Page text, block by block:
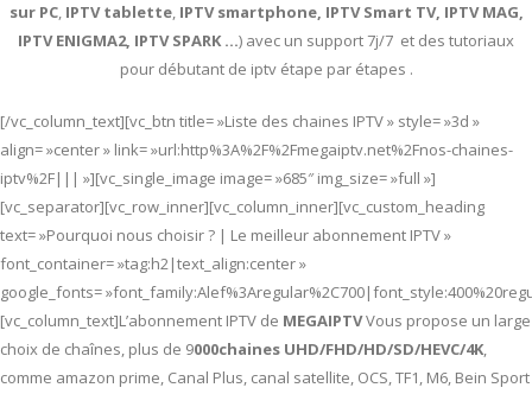
sur PC, IPTVtablette, IPTVsmartphone, IPTV Smart TV, IPTV MAG,
IPTV ENIGMA2, IPTV SPARK …) avec un support 7j/7 et des tutoriaux
pour débutant de iptv étape par étapes .
[/vc_column_text][vc_btn title= »Liste des chaines IPTV » style= »3d »
align= »center » link= »url:http%3A%2F%2Fmegaiptv.net%2Fnos-chaines-
iptv%2F||| »][vc_single_image image= »685″ img_size= »full »]
[vc_separator][vc_row_inner][vc_column_inner][vc_custom_heading
text= »Pourquoi nous choisir ? | Le meilleur abonnement IPTV »
font_container= »tag:h2|text_align:center »
google_fonts=
[vc_column_text]L’abonnement IPTV de MEGAIPTVVous propose un large
choix de chaînes, plus de 9000chaines UHD/FHD/HD/SD/HEVC/4K,
comme amazon prime, Canal Plus, canal satellite, OCS, TF1, M6, Bein Sport